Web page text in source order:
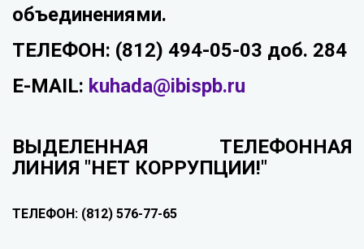
объединениями.
ТЕЛЕФОН: (812) 494-05-03 доб. 284
E-MAIL: kuhada@ibispb.ru
ВЫДЕЛЕННАЯ ТЕЛЕФОННАЯ
ЛИНИЯ "НЕТ КОРРУПЦИИ!"
ТЕЛЕФОН: (812) 576-77-65